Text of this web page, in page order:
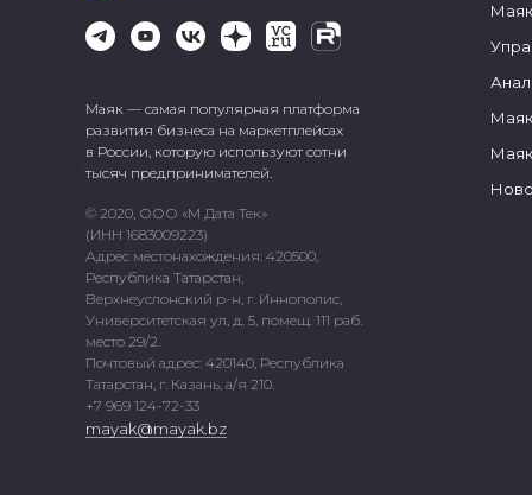
Маяк — самая популярная платформа
развития бизнеса на маркетплейсах
в России, которую используют сотни
тысяч предпринимателей.
© 2020, ООО «М Дата Тек»
(ИНН 1683009223)
Адрес местонахождения: 420500,
Республика Татарстан,
Верхнеуслонский р-н, г. Иннополис,
Университетская ул, д. 5, помещ. 111 раб.
место 29/2.
Почтовый адрес: 420140, Республика
Татарстан, г. Казань, а/я 210.
+7 969 124-72-33
mayak@mayak.bz